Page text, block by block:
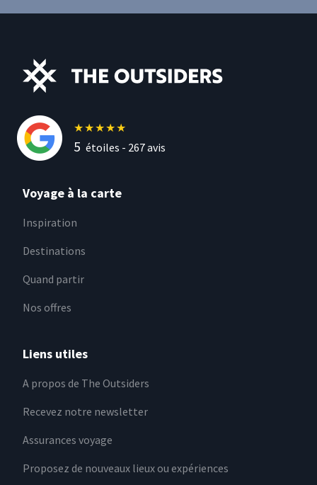
★★★★★
5 étoiles - 267avis
Voyage à la carte
Inspiration
Destinations
Quand partir
Nos offres
Liens utiles
A propos de The Outsiders
Recevez notre newsletter
Assurances voyage
Proposez de nouveaux lieux ou expériences